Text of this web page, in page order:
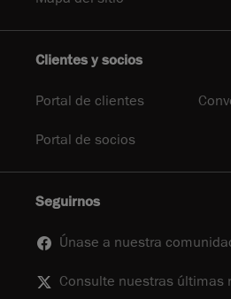
Clientes y socios
Portal de clientes
Portal de socios
Seguirnos
Únase a nuestra
Consulte nuestras últimas